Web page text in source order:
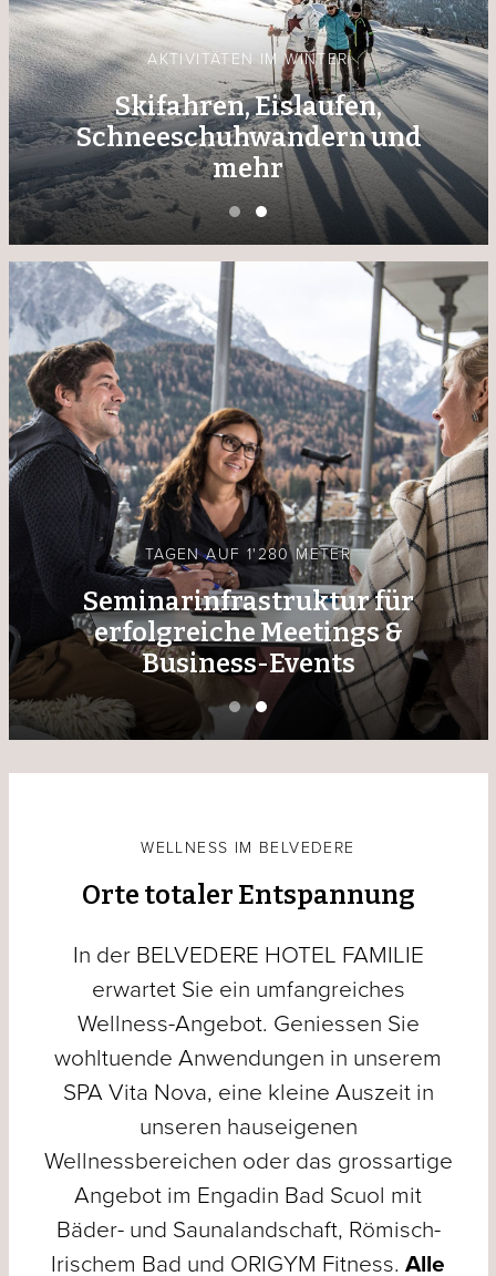
AKTIVITÄTEN IM WINTER
Skifahren, Eislaufen,
Schneeschuhwandern und
mehr
TAGEN AUF 1'280 METER
Seminarinfrastruktur für
erfolgreiche Meetings &
Business-Events
WELLNESS IM BELVEDERE
Orte totaler Entspannung
In der BELVEDERE HOTEL FAMILIE
erwartet Sie ein umfangreiches
Wellness-Angebot. Geniessen Sie
wohltuende Anwendungen in unserem
SPA Vita Nova, eine kleine Auszeit in
unseren hauseigenen
Wellnessbereichen oder das grossartige
Angebot im Engadin Bad Scuol mit
Bäder- und Saunalandschaft, Römisch-
Irischem Bad und ORIGYM Fitness. Alle